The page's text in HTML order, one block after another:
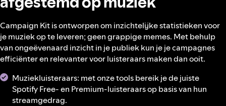
Campaign Kit is ontworpen om inzichtelijke statistieken voor
je muziek op te leveren; geen grappige memes. Met behulp
van ongeëvenaard inzicht in je publiek kun je je campagnes
efficiënter en relevanter voor luisteraars maken dan ooit.
Muziekluisteraars: met onze tools bereik je de juiste
Spotify Free- en Premium-luisteraars op basis van hun
streamgedrag.